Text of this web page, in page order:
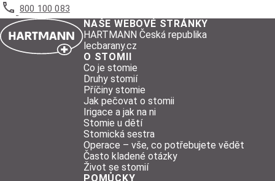
800 100 083
NAŠE WEBOVÉ STRÁNKY
HARTMANN Česká republika
lecbarany.cz
O STOMII
Co je stomie
Druhy stomií
Příčiny stomie
Jak pečovat o stomii
Irigace a jak na ni
Stomie u dětí
Stomická sestra
Operace – vše, co potřebujete vědět
Často kladené otázky
Život se stomií
POMŮCKY